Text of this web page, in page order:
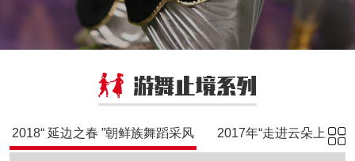
游舞止境系列
2018“ 延边之春 ”朝鲜族舞蹈采风 2017年“走进云朵上的尔